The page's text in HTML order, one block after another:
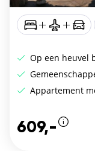
Op een heuvel
Appartement
609,-